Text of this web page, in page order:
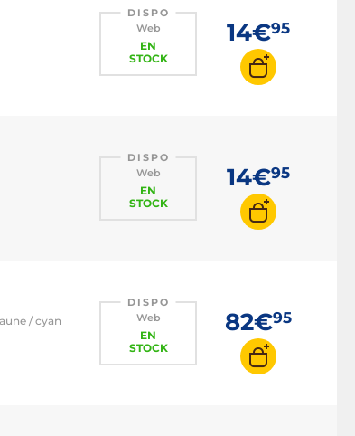
DISPO
Web
EN
STOCK
14€95
DISPO
Web
EN
STOCK
14€95
/ cyan
DISPO
Web
EN
STOCK
82€95